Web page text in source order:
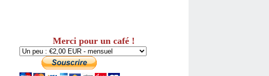
Merci pour un café !